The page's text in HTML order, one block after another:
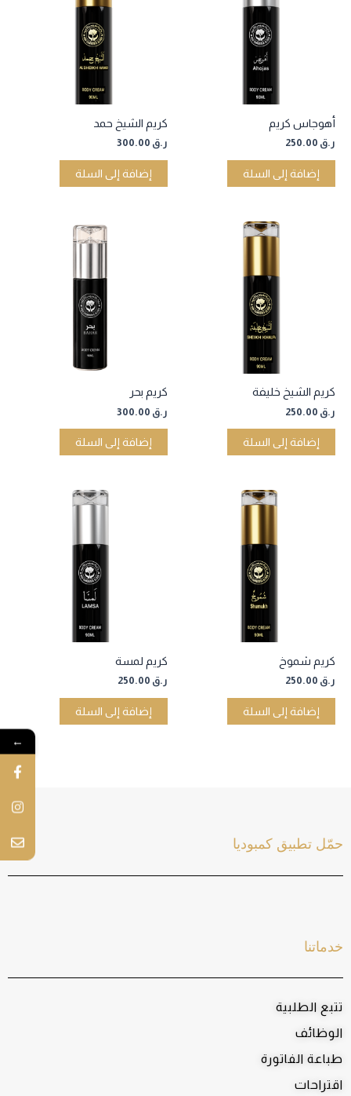
أهوجاس كريم
ر.ق
إضافة إلى السلة
كريم الشيخ حمد
ر.ق
إضافة إلى السلة
كريم الشيخ خليفة
ر.ق
إضافة إلى السلة
كريم بحر
ر.ق
إضافة إلى السلة
كريم شموخ
ر.ق
إضافة إلى السلة
كريم لمسة
ر.ق
إضافة إلى السلة
خدماتنا
تتبع الطلبية
الوظائف
طباعة الفاتورة
اقتراحات
حمّل تطبيق كمبوديا
←